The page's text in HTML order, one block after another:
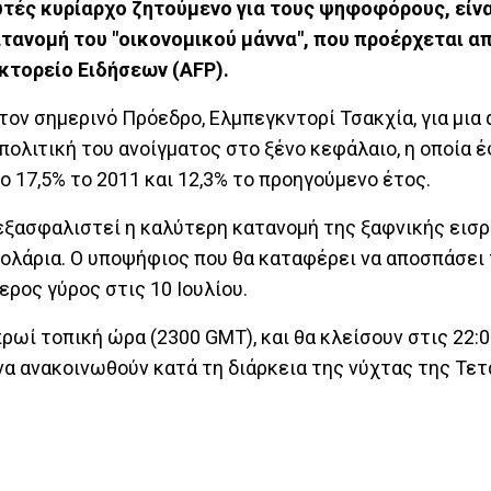
κυρίαρχο ζητούμενο για τους ψηφοφόρους,
του "οικονομικού μάννα", που προέρχεται
Ειδήσεων (AFP).
σημερινό Πρόεδρο, Ελμπεγκντορί Τσακχία, για μια
του ανοίγματος στο ξένο κεφάλαιο, η οποία
το 2011 και 12,3% το προηγούμενο έτος.
η καλύτερη κατανομή της ξαφνικής
Ο υποψήφιος που θα καταφέρει να
γύρος στις 10 Ιουλίου.
τοπική ώρα (2300 GMT), και θα κλείσουν στις
ανακοινωθούν κατά τη διάρκεια της νύχτας της